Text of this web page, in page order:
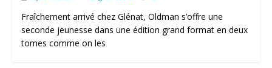
Fraîchement arrivé chez Glénat, Oldman s’offre une
seconde jeunesse dans une édition grand format en deux
tomes comme on les